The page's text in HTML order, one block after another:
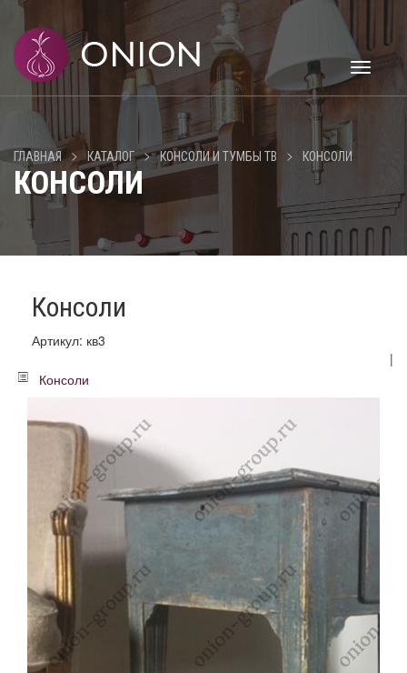
Toggle
ГЛАВНАЯ > КАТАЛОГ > КОНСОЛИ И ТУМБЫ ТВ > КОНСОЛИ
КОНСОЛИ
Консоли
Артикул: кв3
|
Консоли